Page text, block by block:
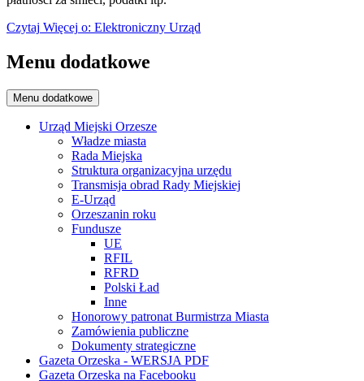
Czytaj Więcej o: Elektroniczny Urząd
Menu dodatkowe
Menu dodatkowe
Urząd Miejski Orzesze
Władze miasta
Rada Miejska
Struktura organizacyjna urzędu
Transmisja obrad Rady Miejskiej
E-Urząd
Orzeszanin roku
Fundusze
UE
RFIL
RFRD
Polski Ład
Inne
Honorowy patronat Burmistrza Miasta
Zamówienia publiczne
Dokumenty strategiczne
Gazeta Orzeska - WERSJA PDF
Gazeta Orzeska na Facebooku